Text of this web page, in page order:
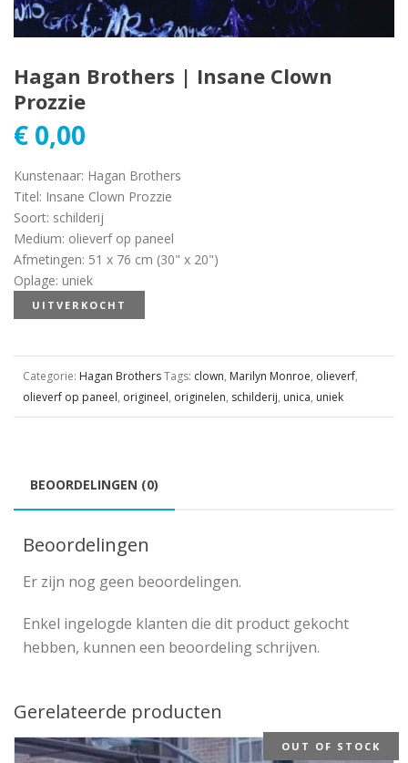
Hagan Brothers | Insane Clown
Prozzie
€ 0,00
Kunstenaar: Hagan Brothers
Titel: Insane Clown Prozzie
Soort: schilderij
Medium: olieverf op paneel
Afmetingen: 51 x 76 cm (30" x 20")
Oplage: uniek
UITVERKOCHT
Categorie: Hagan BrothersTags: clown, Marilyn Monroe, olieverf,
olieverf op paneel, origineel, originelen, schilderij, unica, uniek
BEOORDELINGEN (0)
Beoordelingen
Er zijn nog geen beoordelingen.
Enkel ingelogde klanten die dit product gekocht
hebben, kunnen een beoordeling schrijven.
Gerelateerde producten
OUT OF STOCK